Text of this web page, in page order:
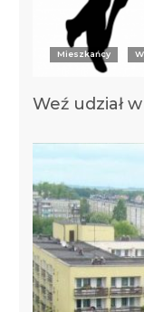
Mieszkańcy
Weź udział